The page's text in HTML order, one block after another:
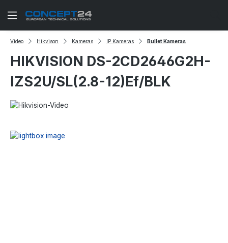
Zum Hauptinhalt springen
Video Hikvison Kameras IP Kameras Bullet Kameras
HIKVISION DS-2CD2646G2H-
IZS2U/SL(2.8-12)Ef/BLK